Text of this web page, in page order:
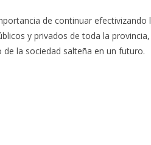
de continuar efectivizando
y privados de toda la
la sociedad salteña en un futuro.